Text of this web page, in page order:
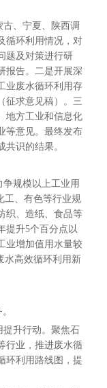
、宁夏、陕西调
循环利用情况，对
题及对策进行研
报告。二是开展深
业废水循环利用存
征求意见稿）。三
地方工业和信息化
等意见。最终发布
识的结果。
规模以上工业用
工、有色等行业规
织、造纸、食品等
提升5个百分点以
业增加值用水量较
水高效循环利用新
升行动。聚焦石
行业，推进废水循
环利用路线图，提